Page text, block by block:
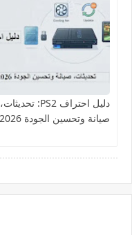
دليل احتراف PS2: تحديثات،
صيانة وتحسين الجودة 2026